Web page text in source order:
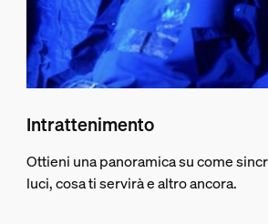
Intrattenimento
Ottieni una panoramica su come
luci, cosa ti servirà e altro ancora.